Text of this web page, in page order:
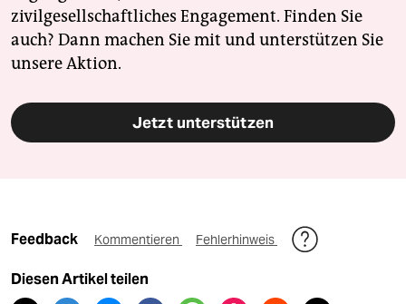
zivilgesellschaftliches Engagement. Finden Sie
auch? Dann machen Sie mit und unterstützen Sie
unsere Aktion.
Jetzt unterstützen
Feedback Kommentieren Fehlerhinweis
Diesen Artikel teilen